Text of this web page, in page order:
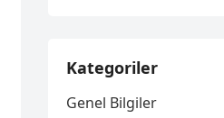
Kategoriler
Genel Bilgiler